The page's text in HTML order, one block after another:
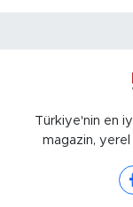
Türkiye'nin en
magazin,